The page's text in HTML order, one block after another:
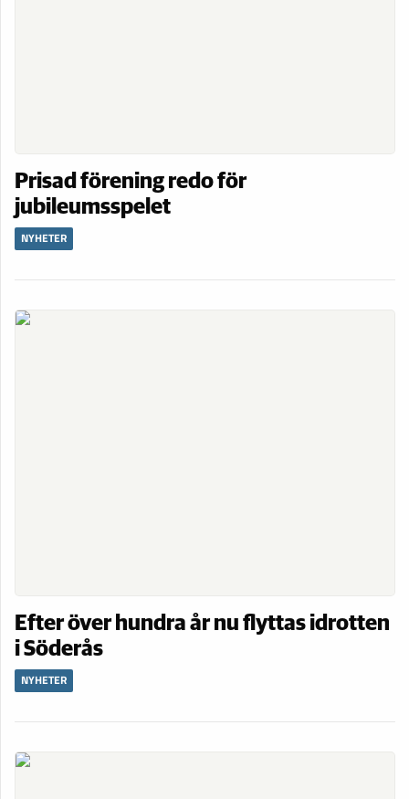
Prisad förening redo för
jubileumsspelet
NYHETER
Efter över hundra år nu flyttas idrotten
i Söderås
NYHETER